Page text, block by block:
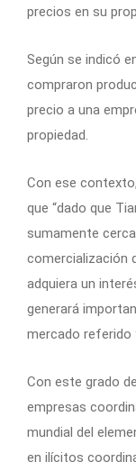
precios en su
Según se indicó
compraron
precio a una
propiedad.
Con ese
que “dado que
sumamente
comercialización
adquiera un
generará
mercado referido
Con este grado
empresas
mundial del
en ilícitos